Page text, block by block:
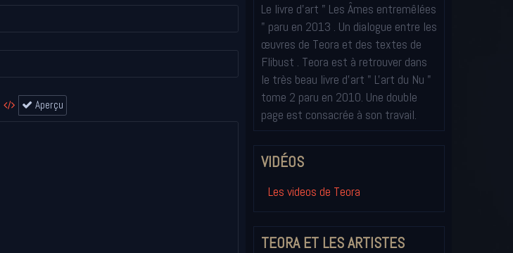
Aperçu
Le livre d'art " Les Âmes entremêlées
" paru en 2013 . Un dialogue entre les
œuvres de Teora et des textes de
Flibust . Teora est à retrouver dans
le très beau livre d'art " L'art du Nu "
tome 2 paru en 2010. Une double
page est consacrée à son travail.
VIDÉOS
Les videos de Teora
TEORA ET LES ARTISTES